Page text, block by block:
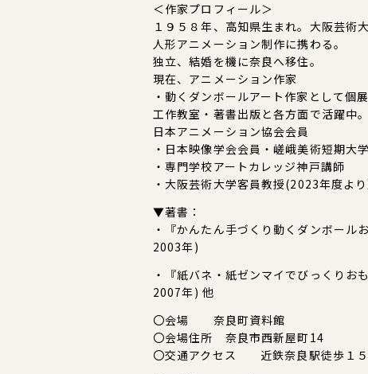
＜作家プロフィール＞
１９５８年、高知県生まれ。大阪芸術大
人形アニメーション制作に携わる。
独立、結婚を機に奈良へ移住。
現在、アニメーション作家
・動くダンボールアート作家として個
工作教室・著書出版と各方面で活躍中。
日本アニメーション協会会員
・日本映像学会会員・嵯峨美術短期大
・専門学校アートカレッジ神戸講師
・大阪芸術大学客員教授(2023年度より
▼著書：
・『かんたん手づくり動くダンボール
2003年)
・『紙バネ・紙ゼンマイでびっくりお
2007年) 他
〇会場 奈良町資料館
〇会場住所 奈良市西新屋町14
〇交通アクセス 近鉄奈良駅徒歩１